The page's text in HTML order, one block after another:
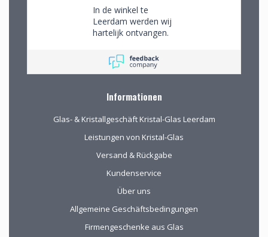
In de winkel te
Leerdam werden wij
hartelijk ontvangen.
rondkijken om alle
aanwezige pracht te
bewonderen en
de juiste keuzes te
van ver kwamen
werd de aangeboden
gewaardeerd.
Informationen
Glas- & Kristallgeschäft Kristal-Glas Leerdam
Leistungen von Kristal-Glas
Versand & Rückgabe
Kundenservice
Über uns
Allgemeine Geschäftsbedingungen
Firmengeschenke aus Glas